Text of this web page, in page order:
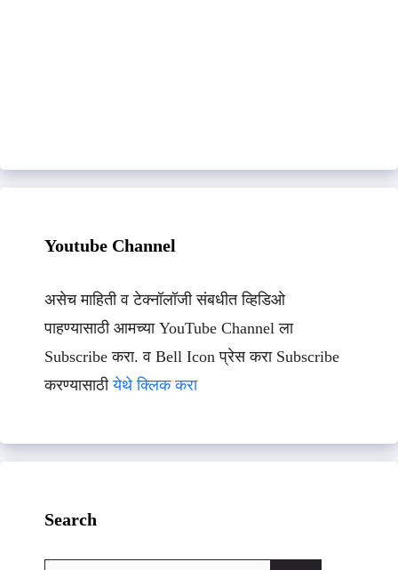
Youtube Channel
असेच माहिती व टेक्नॉलॉजी संबधीत व्हिडिओ
पाहण्यासाठी आमच्या YouTube Channel ला
Subscribe करा. व Bell Icon प्रेस करा Subscribe
करण्यासाठीयेथे क्लिक करा
Search